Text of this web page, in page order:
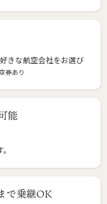
きな航空会社をお選び
券あり
能
で乗継OK